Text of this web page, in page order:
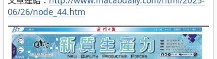
06/26/node_44.htm